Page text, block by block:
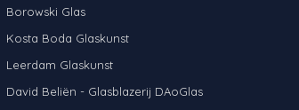
Borowski Glas
Kosta Boda Glaskunst
Leerdam Glaskunst
David Beliën - Glasblazerij DAoGlas